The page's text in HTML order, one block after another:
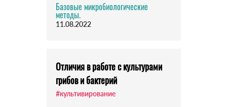
Базовые микробиологические
методы.
11.08.2022
Отличия в работе с культурами
грибов и бактерий
#культивирование